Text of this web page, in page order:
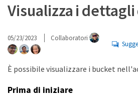
Visualizza i
05/23/2023 Collaboratori
È possibile visualizzare i bucket
Prima di iniziare